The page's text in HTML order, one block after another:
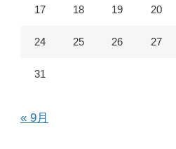
17 18 19 20
24 25 26 27
31
« 9月